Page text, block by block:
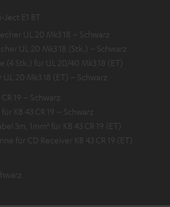
Ject E1 BT
UL 20 Mk3 18 – Schwarz
UL 20 Mk3 18 (Stk.) – Schwarz
(4 Stk.) für UL 20/40 Mk3 18 (ET)
20 Mk3 18 (ET) – Schwarz
19 – Schwarz
KB 43 CR 19 – Schwarz
3m, 1mm² für KB 43 CR 19 (ET)
für CD Receiver KB 43 CR 19 (ET)